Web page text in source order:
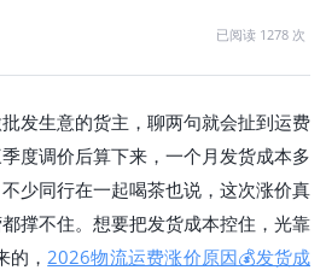
已阅读 1278 次
发生意的货主，聊两句就会扯到运费
度调价后算下来，一个月发货成本多
少同行在一起喝茶也说，这次涨价真
撑不住。想要把发货成本控住，光靠
的，2026物流运费涨价原因💰发货成